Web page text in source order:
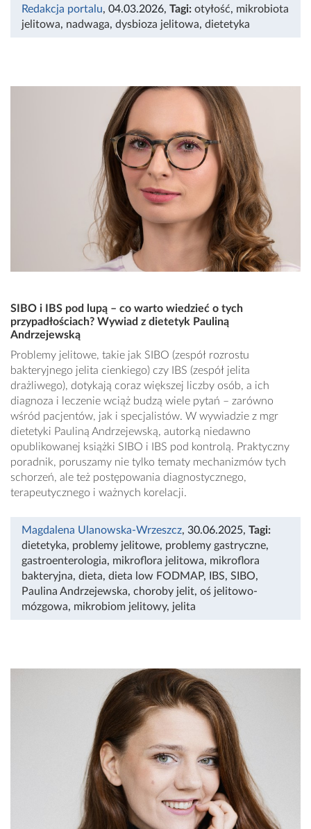
Redakcja portalu, 04.03.2026, Tagi: otyłość, mikrobiota
jelitowa, nadwaga, dysbioza jelitowa, dietetyka
SIBO i IBS pod lupą – co warto wiedzieć o tych
przypadłościach? Wywiad z dietetyk Pauliną
Andrzejewską
Problemy jelitowe, takie jak SIBO (zespół rozrostu
bakteryjnego jelita cienkiego) czy IBS (zespół jelita
drażliwego), dotykają coraz większej liczby osób, a ich
diagnoza i leczenie wciąż budzą wiele pytań – zarówno
wśród pacjentów, jak i specjalistów. W wywiadzie z mgr
dietetyki Pauliną Andrzejewską, autorką niedawno
opublikowanej książki SIBO i IBS pod kontrolą. Praktyczny
poradnik, poruszamy nie tylko tematy mechanizmów tych
schorzeń, ale też postępowania diagnostycznego,
terapeutycznego i ważnych korelacji.
Magdalena Ulanowska-Wrzeszcz, 30.06.2025, Tagi:
dietetyka, problemy jelitowe, problemy gastryczne,
gastroenterologia, mikroflora jelitowa, mikroflora
bakteryjna, dieta, dieta low FODMAP, IBS, SIBO,
Paulina Andrzejewska, choroby jelit, oś jelitowo-
mózgowa, mikrobiom jelitowy, jelita